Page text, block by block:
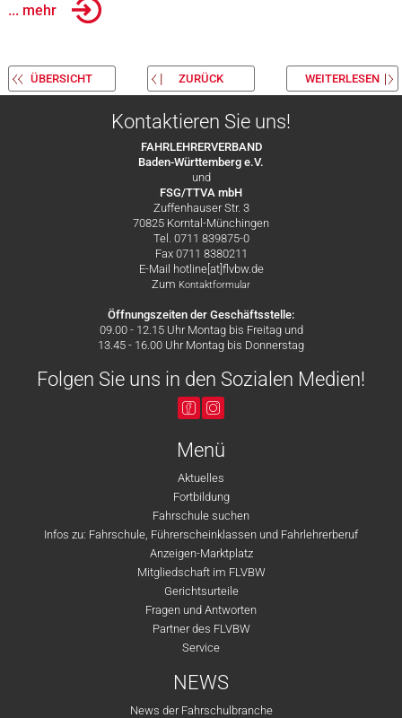
... mehr
ÜBERSICHT ZURÜCK WEITERLESEN
Kontaktieren Sie uns!
FAHRLEHRERVERBAND
Baden-Württemberg e.V.
und
FSG/TTVA mbH
Zuffenhauser Str. 3
70825 Korntal-Münchingen
Tel. 0711 839875-0
Fax 0711 8380211
E-Mail hotline[at]flvbw.de
Zum Kontaktformular
Öffnungszeiten der Geschäftsstelle:
09.00 - 12.15 Uhr Montag bis Freitag und
13.45 - 16.00 Uhr Montag bis Donnerstag
Folgen Sie uns in den Sozialen Medien!
Menü
Aktuelles
Fortbildung
Fahrschule suchen
Infos zu: Fahrschule, Führerscheinklassen und Fahrlehrerberuf
Anzeigen-Marktplatz
Mitgliedschaft im FLVBW
Gerichtsurteile
Fragen und Antworten
Partner des FLVBW
Service
NEWS
News der Fahrschulbranche